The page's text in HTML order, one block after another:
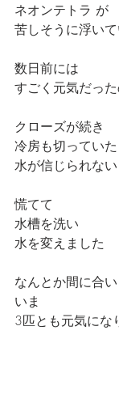
ネオンテトラ が
苦しそうに浮い
数日前には
すごく元気だっ
クローズが続き
冷房も切ってい
水が信じられな
慌てて
水槽を洗い
水を変えました
なんとか間に合
いま
3匹とも元気にな